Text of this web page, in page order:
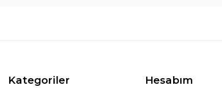
Kategoriler Hesabım